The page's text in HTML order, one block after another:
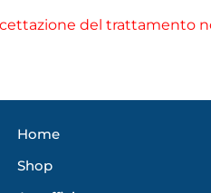
del trattamento
Home
Shop